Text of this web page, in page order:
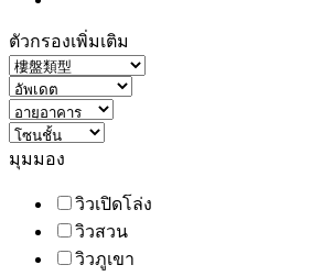
ตัวกรองเพิ่มเติม
มุมมอง
วิวเปิดโล่ง
วิวสวน
วิวภูเขา